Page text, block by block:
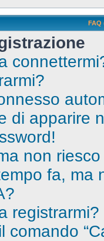
FAQ
di apparire
non
fa, ma
registrarmi?
comando